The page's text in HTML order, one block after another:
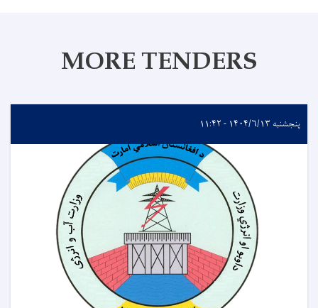
MORE TENDERS
پنجشنبه ۱۴۰۴/۶/۱۳ - ۱۱:۴۲